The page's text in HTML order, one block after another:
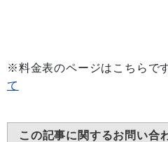
※料金表のページはこち
て
この記事に関するお問い合